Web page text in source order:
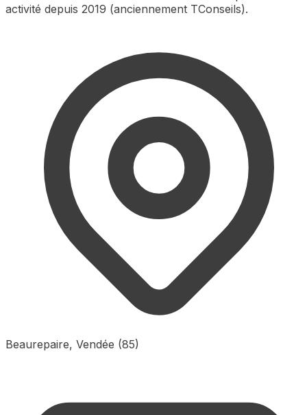
activité depuis 2019 (anciennement TConseils).
Beaurepaire, Vendée (85)